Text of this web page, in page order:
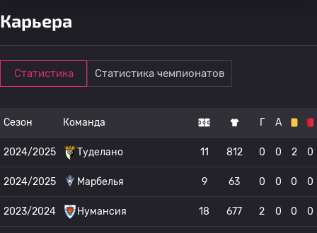
Карьера
Статистика Статистика чемпионатов
Сезон Команда Г А
2024/2025 Туделано 11 812 0 0 2 0
2024/2025 Марбелья 9 63 0 0 0 0
2023/2024 Нумансия 18 677 2 0 0 0